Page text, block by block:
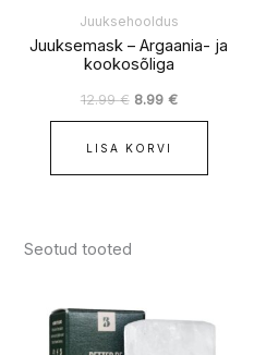
Juuksehooldus
Juuksemask – Argaania- ja
kookosõliga
12.99€ 8.99 €
LISA KORVI
Seotud tooted